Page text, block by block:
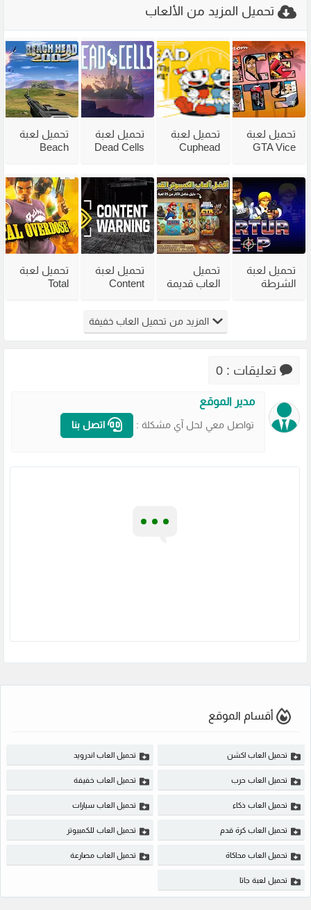
تحميل المزيد من الألعاب
تحميل لعبة
GTA Vice
مضغوطة
من ميديا
فاير
تحميل لعبة
Cuphead
فاير بحجم
صغير
تحميل لعبة
Dead Cells
الاضافات
تحميل لعبة
Beach
من ميديا
فاير
تحميل لعبة
الشرطة
تحميل
العاب قديمة
الضعيفة
برابط مباشر
تحميل لعبة
Content
من ميديا
فاير
تحميل لعبة
Total
مضغوطة
المزيد من تحميل العاب خفيفة
تعليقات : 0
مدير الموقع
تواصل معي لحل آي مشكلة : اتصل بنا
أقسام الموقع
تحميل العاب اكشن تحميل العاب اندرويد
تحميل العاب حرب تحميل العاب خفيفة
تحميل العاب ذكاء تحميل العاب سيارات
تحميل العاب كرة قدم تحميل العاب للكمبيوتر
تحميل العاب محاكاة تحميل العاب مصارعة
تحميل لعبة جاتا